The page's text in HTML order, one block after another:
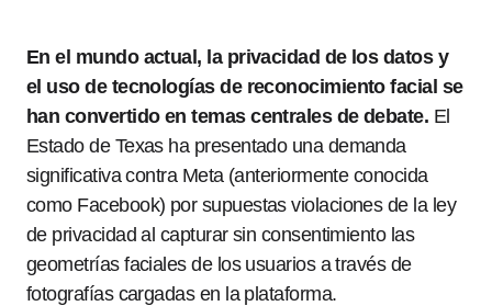
En el mundo actual, la privacidad de los datos y
el uso de tecnologías de reconocimiento facial se
han convertido en temas centrales de debate. El
Estado de Texas ha presentado una demanda
significativa contra Meta (anteriormente conocida
como Facebook) por supuestas violaciones de la ley
de privacidad al capturar sin consentimiento las
geometrías faciales de los usuarios a través de
fotografías cargadas en la plataforma.